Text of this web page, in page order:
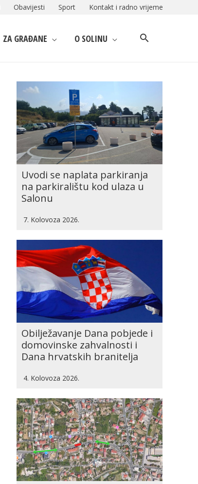
Obavijesti Sport Kontakt i radno vrijeme
ZA GRAĐANE O SOLINU
Uvodi se naplata parkiranja
na parkiralištu kod ulaza u
Salonu
7. Kolovoza 2026.
Obilježavanje Dana pobjede i
domovinske zahvalnosti i
Dana hrvatskih branitelja
4. Kolovoza 2026.